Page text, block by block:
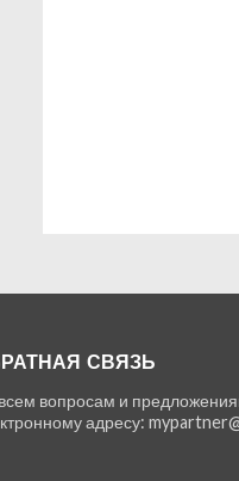
СВЯЗЬ
вопросам и
адресу: